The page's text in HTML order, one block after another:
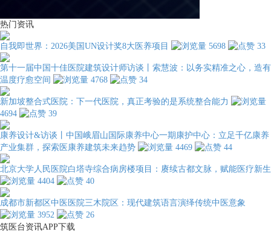
热门资讯
自我即世界：2026美国UN设计奖8大医养项目 5698 33
第十一届中国十佳医院建筑设计师访谈丨索慧波：以务实精准之心，造有
温度疗愈空间
4768 34
新加坡整合式医院：下一代医院，真正考验的是系统整合能力
4694
39
康养设计&访谈丨中国峨眉山国际康养中心一期康护中心：立足千亿康养
产业集群，探索医康养建筑未来趋势
4469 44
北京大学人民医院白塔寺综合病房楼项目：赓续古都文脉，赋能医疗新生
4404
40
成都市新都区中医医院三木院区：现代建筑语言演绎传统中医意象
3952
26
筑医台资讯APP下载